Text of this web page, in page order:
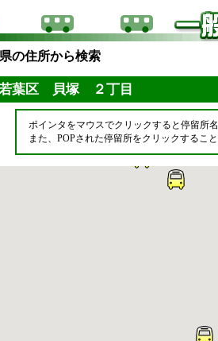
の住所から検索
葉区 貝塚 ２丁目
ポインタをマウスでクリックすると停留所
また、POPされた停留所をクリックするこ